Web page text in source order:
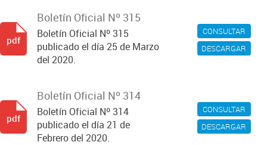
CONSULTAR
DESCARGAR
Boletín Oficial Nº 315
Boletín Oficial Nº 315
publicado el día 25 de Marzo
del 2020.
pdf
CONSULTAR
DESCARGAR
Boletín Oficial Nº 314
Boletín Oficial Nº 314
publicado el día 21 de
Febrero del 2020.
pdf